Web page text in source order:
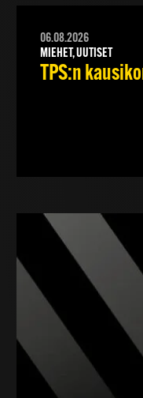
06.08.2026
MIEHET, UUTISET
TPS:n